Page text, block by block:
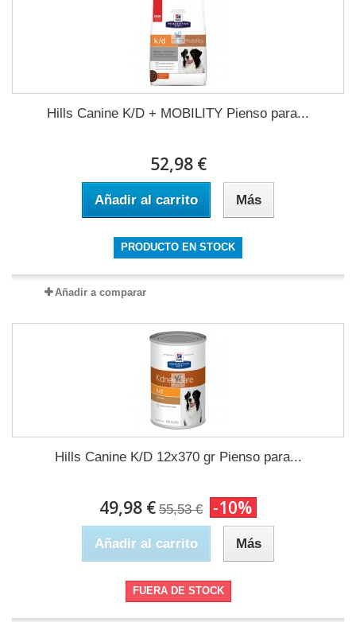
Hills Canine K/D + MOBILITY Pienso para...
52,98 €
Añadir al carrito Más
PRODUCTO EN STOCK
Añadir a comparar
Hills Canine K/D 12x370 gr Pienso para...
49,98 € 55,53 € -10%
Añadir al carrito Más
FUERA DE STOCK